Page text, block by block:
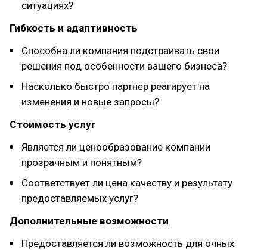
ситуациях?
Гибкость и адаптивность
Способна ли компания подстраивать свои
решения под особенности вашего бизнеса?
Насколько быстро партнер реагирует на
изменения и новые запросы?
Стоимость услуг
Является ли ценообразование компании
прозрачным и понятным?
Соответствует ли цена качеству и результату
предоставляемых услуг?
Дополнительные возможности
Предоставляется ли возможность для очных